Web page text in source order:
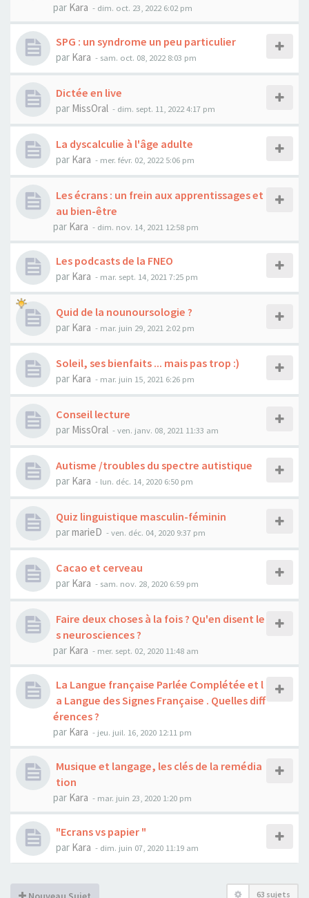
par Kara - dim. oct. 23, 2022 6:02 pm
SPG : un syndrome un peu particulier
par Kara - sam. oct. 08, 2022 8:03 pm
Dictée en live
par MissOral - dim. sept. 11, 2022 4:17 pm
La dyscalculie à l'âge adulte
par Kara - mer. févr. 02, 2022 5:06 pm
Les écrans : un frein aux apprentissages et
au bien-être
par Kara - dim. nov. 14, 2021 12:58 pm
Les podcasts de la FNEO
par Kara - mar. sept. 14, 2021 7:25 pm
Quid de la nounoursologie ?
par Kara - mar. juin 29, 2021 2:02 pm
Soleil, ses bienfaits ... mais pas trop :)
par Kara - mar. juin 15, 2021 6:26 pm
Conseil lecture
par MissOral -ven. janv. 08, 2021 11:33 am
Autisme /troubles du spectre autistique
par Kara - lun. déc. 14, 2020 6:50 pm
Quiz linguistique masculin-féminin
parmarieD -ven. déc. 04, 2020 9:37 pm
Cacao et cerveau
par Kara - sam. nov. 28, 2020 6:59 pm
Faire deux choses à la fois ? Qu'en disent le
s neurosciences ?
par Kara - mer. sept. 02, 2020 11:48 am
La Langue française Parlée Complétée et l
a Langue des Signes Française . Quelles diff
érences ?
par Kara - jeu. juil. 16, 2020 12:11 pm
Musique et langage, les clés de la remédia
tion
par Kara - mar. juin 23, 2020 1:20 pm
"Ecrans vs papier "
par Kara - dim. juin 07, 2020 11:19 am
63 sujets